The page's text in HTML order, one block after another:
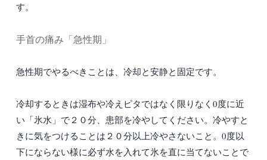
す。
手首の痛み「急性期」
急性期でやるべきことは、冷却と安静と固定です。
冷却するときは湿布や冷えピタではなく限りなく0度に近
い「氷水」で２０分、患部を冷やしてください。冷やすと
きに気をつけることは２０分以上冷やさないこと。0度以
下にならない様に必ず水を入れて氷を直に当てないことで